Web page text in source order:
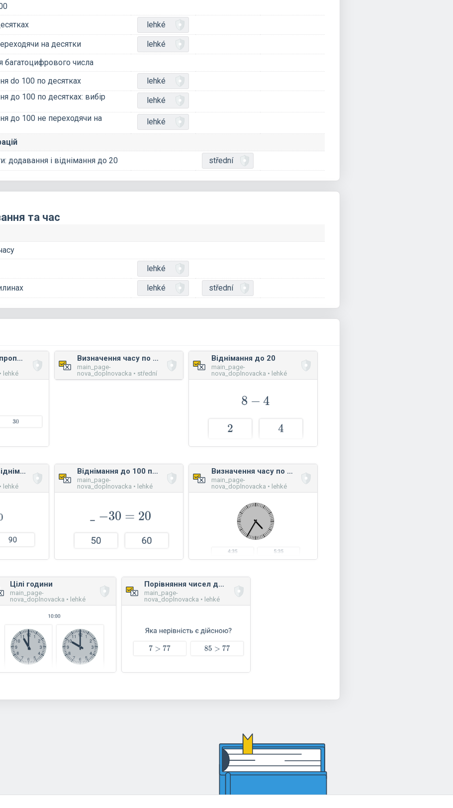
lehké
на десятки
lehké
багатоцифрового числа
do 100 по десятках
lehké
до 100 по десятках: вибір
lehké
до 100 не переходячи на
lehké
додавання і віднімання до 20
střední
та час
lehké
lehké střední
Числа до 1000 прописом
lehké
Визначення часу по хвилинах
main_page-
nova_doplnovacka • střední
Віднімання до 20
main_page-
nova_doplnovacka • lehké
Додавання та віднімання do 100 по десятках
lehké
Віднімання до 100 по десятках
main_page-
nova_doplnovacka • lehké
Визначення часу по хвилинах
main_page-
nova_doplnovacka • lehké
Цілі години
main_page-
nova_doplnovacka • lehké
Порівняння чисел до 100: строгі нерівності
main_page-
nova_doplnovacka • lehké